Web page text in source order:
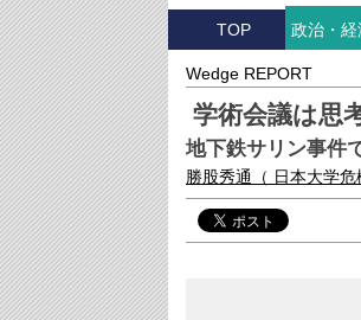
TOP 政治・経
Wedge REPORT
学術会議は思
地下鉄サリン事件
勝股秀通 （ 日本大学